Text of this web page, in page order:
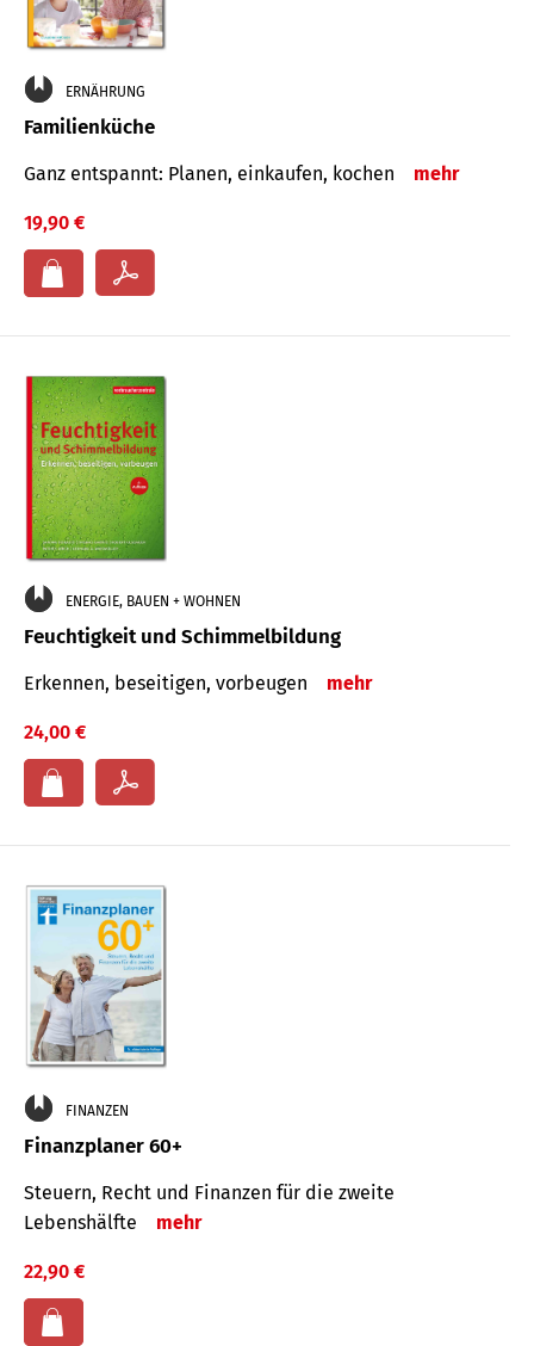
ERNÄHRUNG
Familienküche
Ganz entspannt: Planen, einkaufen, kochen mehr
19,90 €
ENERGIE, BAUEN + WOHNEN
Feuchtigkeit und Schimmelbildung
Erkennen, beseitigen, vorbeugen mehr
24,00 €
FINANZEN
Finanzplaner 60+
Steuern, Recht und Finanzen für die zweite
Lebenshälfte
mehr
22,90 €